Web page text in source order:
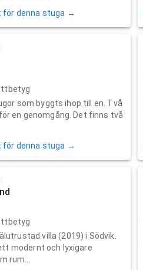
för denna stuga →
som byggts ihop till en. Två
en genomgång. Det finns två
för denna stuga →
villa (2019) i Södvik.
modernt och lyxigare
rum...